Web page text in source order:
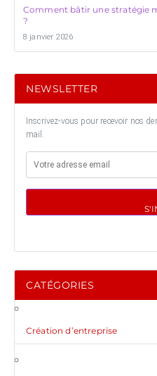
Comment bâtir une stratégie
?
8 janvier 2026
NEWSLETTER
Inscrivez-vous pour recevoir nos
mail.
CATÉGORIES
Création d’entreprise